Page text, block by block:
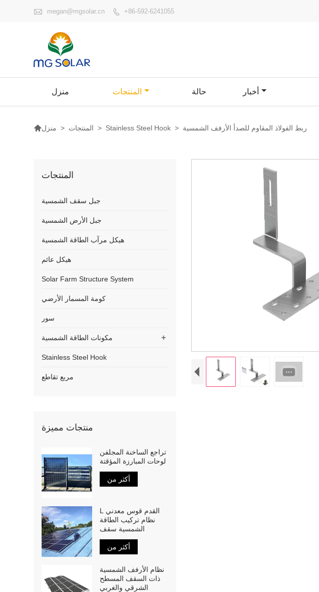
 megan@mgsolar.cn  +86-592-6241055
منزل المنتجات حالة أخبار
منزل > المنتجات > Stainless Steel Hook > ربط الفولاذ المقاوم للصدأ الأرفف الشمسية
المنتجات
جبل سقف الشمسية
جبل الأرض الشمسية
هيكل مرآب الطاقة الشمسية
هيكل عائم
Solar Farm Structure System
كومة المسمار الأرضي
سور
+ مكونات الطاقة الشمسية
Stainless Steel Hook
مربع تقاطع
منتجات مميزة
تراجع الساخنة المجلفن
لوحات المبارزة المؤقتة
أكثر من
L القدم قوس معدني
نظام تركيب الطاقة
الشمسية سقف
أكثر من
نظام الأرفف الشمسية
ذات السقف المسطح
الشرقي والغربي